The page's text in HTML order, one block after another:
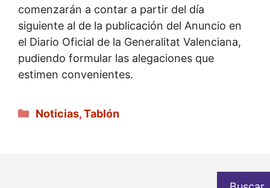
comenzarán a contar a partir del día
siguiente al de la publicación del Anuncio en
el Diario Oficial de la Generalitat Valenciana,
pudiendo formular las alegaciones que
estimen convenientes.
Categorías
Noticias,Tablón